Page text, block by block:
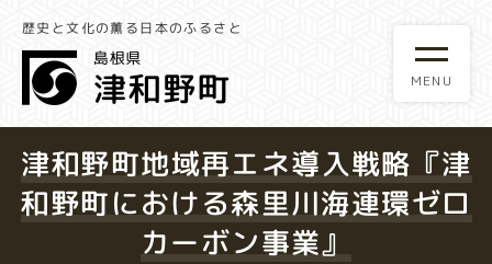
歴史と文化の薫る日本のふるさと
津和野町地域再エネ導入戦略『津
和野町における森里川海連環ゼロ
カーボン事業』